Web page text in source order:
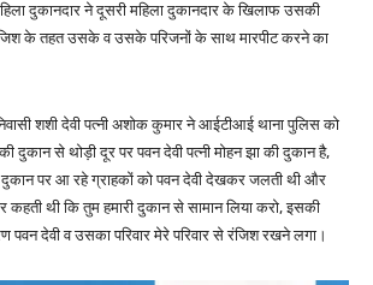
दुकानदार ने दूसरी महिला दुकानदार के खिलाफ उसकी
के तहत उसके व उसके परिजनों के साथ मारपीट करने का
शशी देवी पत्नी अशोक कुमार ने आईटीआई थाना पुलिस को
दुकान से थोड़ी दूर पर पवन देवी पत्नी मोहन झा की दुकान है,
पर आ रहे ग्राहकों को पवन देवी देखकर जलती थी और
कहती थी कि तुम हमारी दुकान से सामान लिया करो, इसकी
देवी व उसका परिवार मेरे परिवार से रंजिश रखने लगा।